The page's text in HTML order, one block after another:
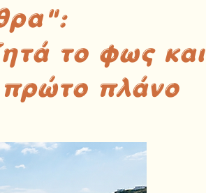
το φως και
πρώτο πλάνο